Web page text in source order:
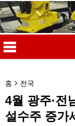
메
홈 전국
4월 광주·전
설수주 증가